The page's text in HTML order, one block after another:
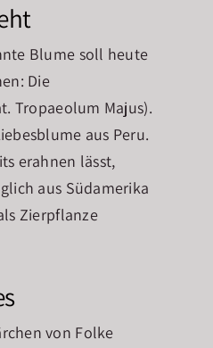
Blume soll heute
Die
Tropaeolum Majus).
aus Peru.
erahnen lässt,
aus Südamerika
Zierpflanze
von Folke